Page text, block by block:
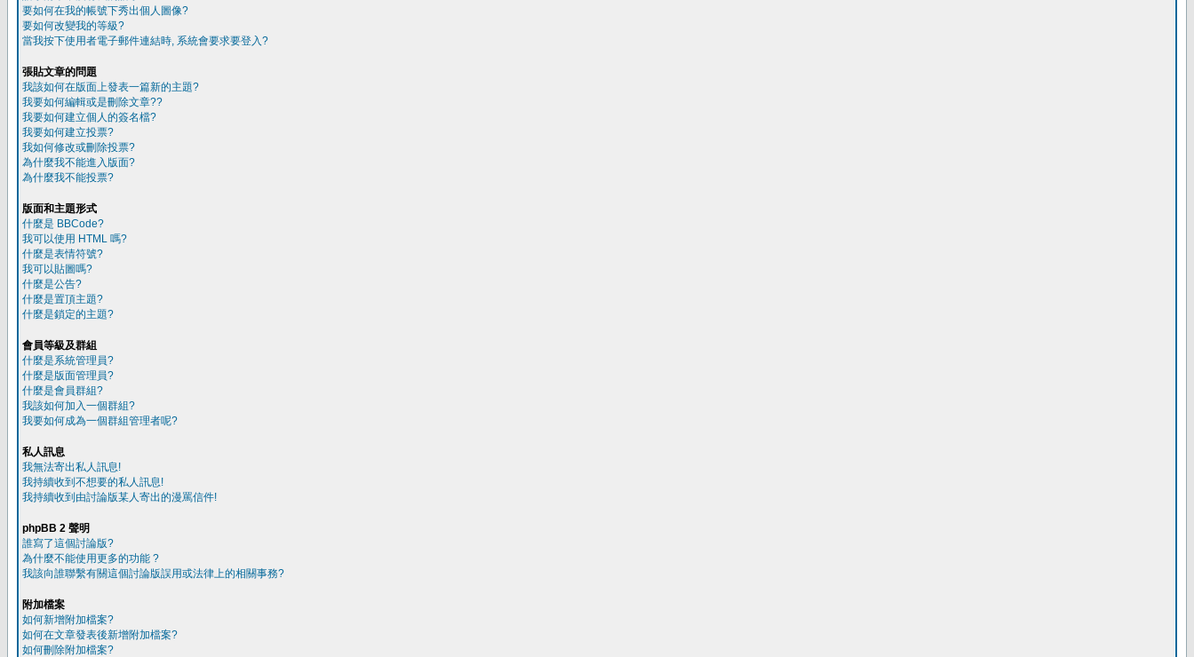
要如何在我的帳號下秀出個人圖像?
要如何改變我的等級?
當我按下使用者電子郵件連結時, 系統會要求要登入?
張貼文章的問題
我該如何在版面上發表一篇新的主題?
我要如何編輯或是刪除文章??
我要如何建立個人的簽名檔?
我要如何建立投票?
我如何修改或刪除投票?
為什麼我不能進入版面?
為什麼我不能投票?
版面和主題形式
什麼是 BBCode?
我可以使用 HTML 嗎?
什麼是表情符號?
我可以貼圖嗎?
什麼是公告?
什麼是置頂主題?
什麼是鎖定的主題?
會員等級及群組
什麼是系統管理員?
什麼是版面管理員?
什麼是會員群組?
我該如何加入一個群組?
我要如何成為一個群組管理者呢?
私人訊息
我無法寄出私人訊息!
我持續收到不想要的私人訊息!
我持續收到由討論版某人寄出的漫罵信件!
phpBB 2 聲明
誰寫了這個討論版?
為什麼不能使用更多的功能 ?
我該向誰聯繫有關這個討論版誤用或法律上的相關事務?
附加檔案
如何新增附加檔案?
如何在文章發表後新增附加檔案?
如何刪除附加檔案?